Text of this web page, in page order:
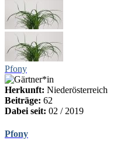
Pfony
Herkunft: Niederösterreich
Beiträge: 62
Dabei seit: 02 / 2019
Pfony